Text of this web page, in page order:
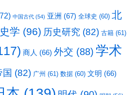
中国古代 (54) 亚洲 (67) 全球史 (60) 北
学 (96) 历史研究 (82) 古籍 (61)
商人 (66) 外交 (88) 学术
国 (82) 广州 (61) 数据 (60) 文明 (66)